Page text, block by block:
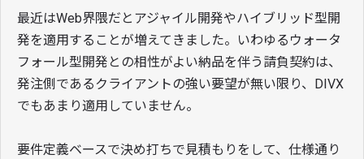
最近はWeb界隈だとアジャイル開発やハイブリッド型開
発を適用することが増えてきました。いわゆるウォータ
フォール型開発との相性がよい納品を伴う請負契約は、
発注側であるクライアントの強い要望が無い限り、DIVX
でもあまり適用していません。
要件定義ベースで決め打ちで見積もりをして、仕様通り